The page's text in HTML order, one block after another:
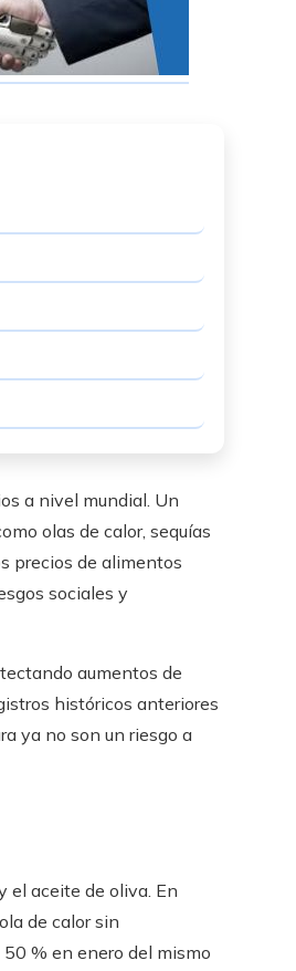
a nivel mundial. Un
olas de calor, sequías
precios de alimentos
sociales y
aumentos de
históricos anteriores
ya no son un riesgo a
el aceite de oliva. En
de calor sin
% en enero del mismo